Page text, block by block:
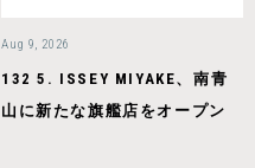
Aug 9, 2026
132 5. ISSEY MIYAKE、南青
山に新たな旗艦店をオープン